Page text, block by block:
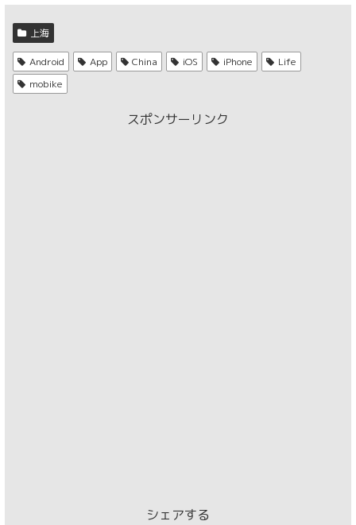
上海
Android App China iOS iPhone
Life
mobike
スポンサーリンク
シェアする